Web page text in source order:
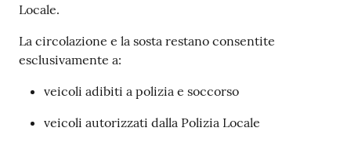
Locale.
La circolazione e la sosta restano consentite
esclusivamente a:
veicoli adibiti a polizia e soccorso
veicoli autorizzati dalla Polizia Locale